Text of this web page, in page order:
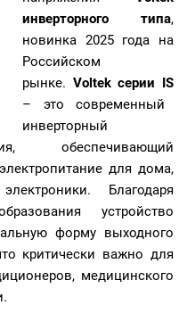
инверторного типа,
новинка 2025 года на
Российском
рынке. Voltek серии IS
– это современный
инверторный
обеспечивающий
для дома,
Благодаря
устройство
форму выходного
критически важно для
медицинского